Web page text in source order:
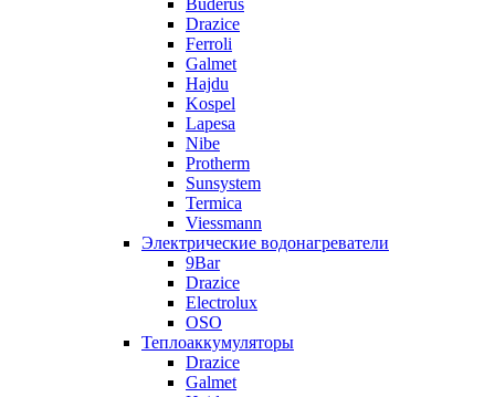
Buderus
Drazice
Ferroli
Galmet
Hajdu
Kospel
Lapesa
Nibe
Protherm
Sunsystem
Termica
Viessmann
Электрические водонагреватели
9Bar
Drazice
Electrolux
OSO
Теплоаккумуляторы
Drazice
Galmet